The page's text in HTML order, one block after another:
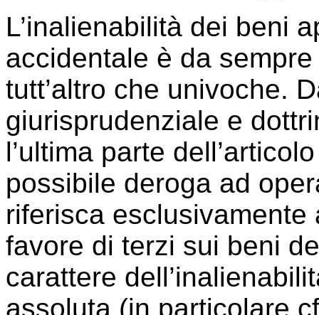
L’inalienabilità dei beni
accidentale è da
tutt’altro che univoche.
giurisprudenziale e
l’ultima parte
possibile deroga ad
riferisca
favore di terzi sui beni
carattere
assoluta (in particolare